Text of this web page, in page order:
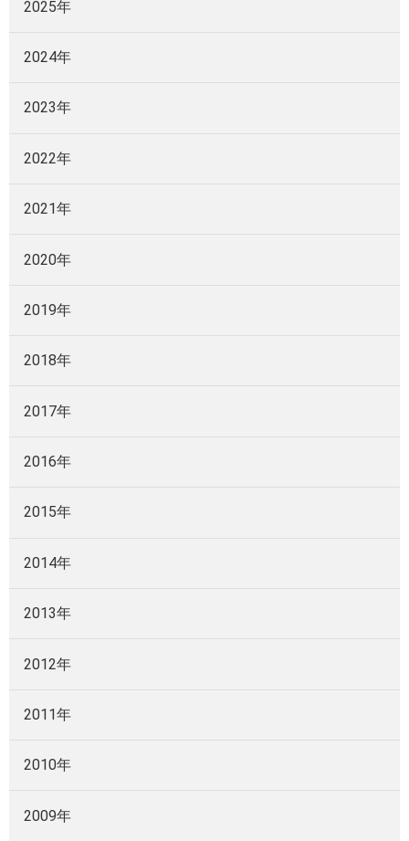
2025年
2024年
2023年
2022年
2021年
2020年
2019年
2018年
2017年
2016年
2015年
2014年
2013年
2012年
2011年
2010年
2009年